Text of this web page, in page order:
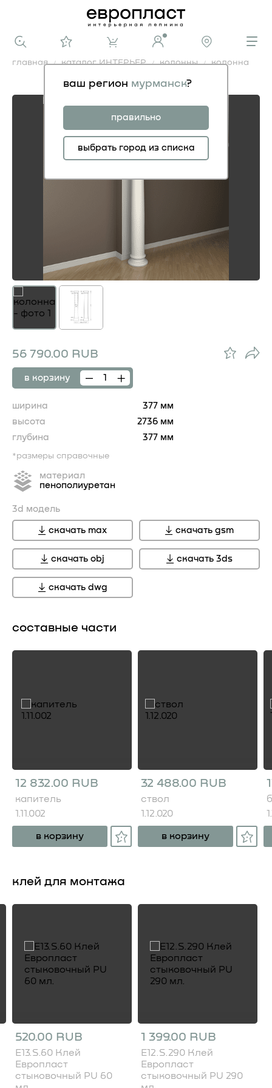
ваш регион мурманск?
правильно
выбрать город из списка
главная каталог ИНТЕРЬЕР колонны колонна
колонна
56 790.00 RUB
в корзину
ширина
377 мм
высота
2736 мм
глубина
377 мм
*размеры справочные
материал
пенополиуретан
3d модель
скачать max скачать gsm
скачать obj скачать 3ds
скачать dwg
составные части
12 832.00 RUB
капитель
1.11.002
в корзину
32 488.00 RUB
ствол
1.12.020
в корзину
клей для монтажа
520.00 RUB
E13.S.60 Клей
Европласт
стыковочный PU 60
1 399.00 RUB
E12.S.290 Клей
Европласт
стыковочный PU 290